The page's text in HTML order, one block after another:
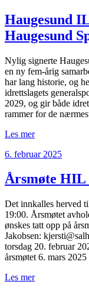
Haugesund
Haugesund
Nylig signerte
en ny fem-årig
har lang historie, og
idrettslagets
2029, og gir både
rammer for de
Les mer
6. februar 2025
Årsmøte
Det innkalles herved
19:00. Årsmøtet
ønskes tatt opp på
Jakobsen:
torsdag 20. februar
årsmøtet 6. mars
Les mer